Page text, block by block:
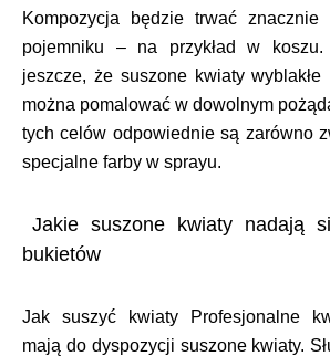
Kompozycja będzie trwać znacznie
pojemniku – na przykład w koszu.
jeszcze, że suszone kwiaty wyblakłe
można pomalować w dowolnym
tych celów odpowiednie są zarówno
specjalne farby w sprayu.
Jakie suszone kwiaty nadają
bukietów
Jak suszyć kwiaty Profesjonalne
mają do dyspozycji suszone kwiaty.